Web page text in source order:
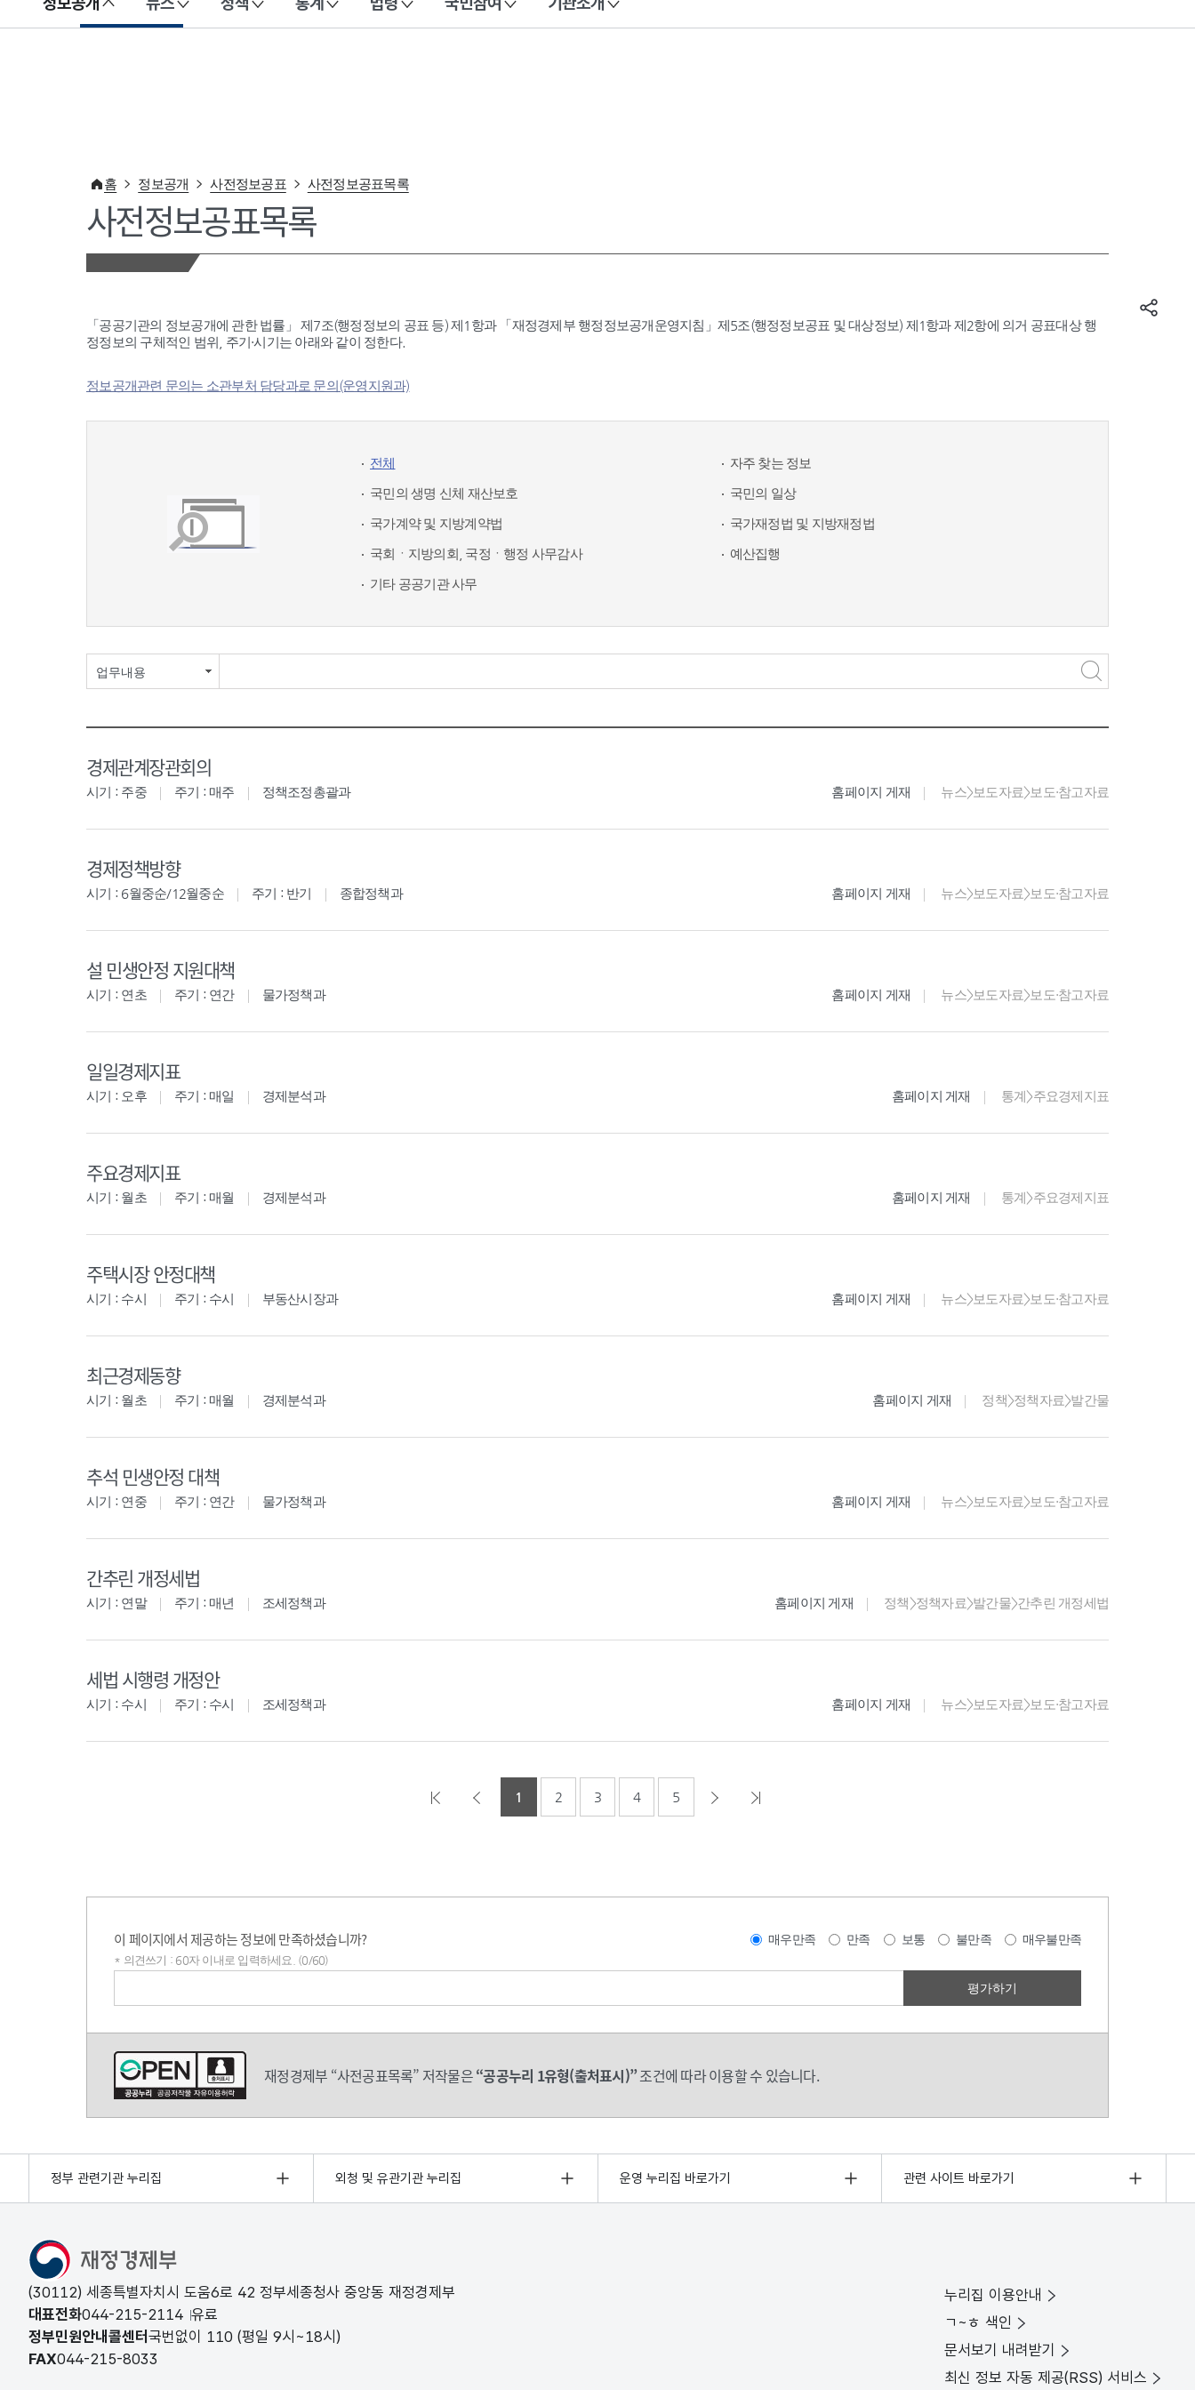
이 누리집은 대한민국 공식 전자정부 누리집입니다.
홈 정보공개 사전정보공표 사전정보공표목록
사전정보공표목록
「공공기관의 정보공개에 관한 법률」 제7조(행정정보의 공표 등) 제1항과 「재정경제부 행정정보공개운영지침」제5조(행정정보공표 및 대상정보) 제1항과 제2항에 의거 공표대상 행
정정보의 구체적인 범위, 주기·시기는 아래와 같이 정한다.
정보공개관련 문의는 소관부처 담당과로 문의(운영지원과)
전체
자주 찾는 정보
국민의 생명 신체 재산보호
국민의 일상
국가계약 및 지방계약법
국가재정법 및 지방재정법
국회ㆍ지방의회, 국정ㆍ행정 사무감사
예산집행
기타 공공기관 사무
업무내용
경제관계장관회의
시기 : 주중 주기 : 매주 정책조정총괄과 홈페이지 게재 뉴스>보도자료>보도·참고자료
경제정책방향
시기 : 6월중순/12월중순 주기 : 반기 종합정책과 홈페이지 게재 뉴스>보도자료>보도·참고자료
설 민생안정 지원대책
시기 : 연초 주기 : 연간 물가정책과 홈페이지 게재 뉴스>보도자료>보도·참고자료
일일경제지표
시기 : 오후 주기 : 매일 경제분석과 홈페이지 게재 통계>주요경제지표
주요경제지표
시기 : 월초 주기 : 매월 경제분석과 홈페이지 게재 통계>주요경제지표
주택시장 안정대책
시기 : 수시 주기 : 수시 부동산시장과 홈페이지 게재 뉴스>보도자료>보도·참고자료
최근경제동향
시기 : 월초 주기 : 매월 경제분석과 홈페이지 게재 정책>정책자료>발간물
추석 민생안정 대책
시기 : 연중 주기 : 연간 물가정책과 홈페이지 게재 뉴스>보도자료>보도·참고자료
간추린 개정세법
시기 : 연말 주기 : 매년 조세정책과 홈페이지 게재 정책>정책자료>발간물>간추린 개정세법
세법 시행령 개정안
시기 : 수시 주기 : 수시 조세정책과 홈페이지 게재 뉴스>보도자료>보도·참고자료
1 2 3 4 5
이 페이지에서 제공하는 정보에 만족하셨습니까? 매우만족 만족 보통 불만족 매우불만족
* 의견쓰기 : 60자 이내로 입력하세요. (0/60)
재정경제부 “사전공표목록” 저작물은“공공누리 1유형(출처표시)”조건에 따라 이용할 수 있습니다.
정부 관련기관 누리집 외청 및 유관기관 누리집 운영 누리집 바로가기 관련 사이트 바로가기
(30112) 세종특별자치시 도움6로 42 정부세종청사 중앙동 재정경제부
대표전화044-215-2114 유료
정부민원안내콜센터 국번없이 110 (평일 9시~18시)
FAX044-215-8033
누리집 이용안내
ㄱ~ㅎ 색인
문서보기 내려받기
최신 정보 자동 제공(RSS) 서비스